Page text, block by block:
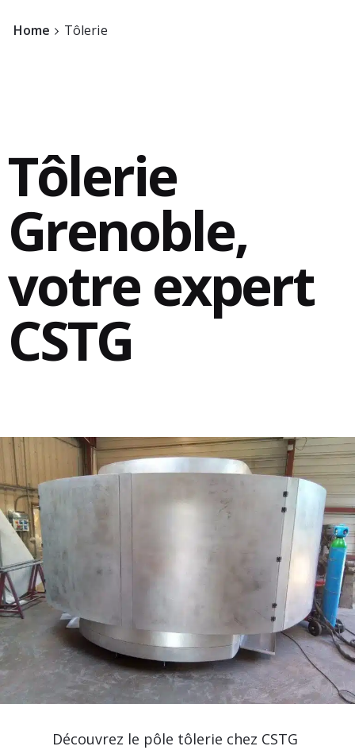
Home Tôlerie
Tôlerie
Grenoble,
votre expert
CSTG
Découvrez le pôle tôlerie chez CSTG